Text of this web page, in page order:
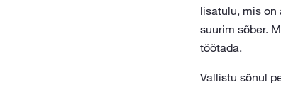
lisatulu, mis on
suurim sõber.
töötada.
Vallistu sõnul